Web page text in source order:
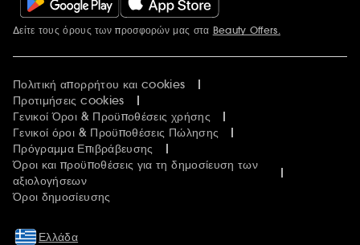
Περισσότερες πληροφορίες
Δείτε τους όρους των προσφορών μας στα Beauty Offers.
Πολιτική απορρήτου και cookies
Προτιμήσεις cookies
Γενικοί Όροι & Προϋποθέσεις χρήσης
Γενικοί όροι & Προϋποθέσεις Πώλησης
Πρόγραμμα Επιβράβευσης
Όροι και προϋποθέσεις για τη δημοσίευση των
αξιολογήσεων
Όροι δημοσίευσης
Ελλάδα